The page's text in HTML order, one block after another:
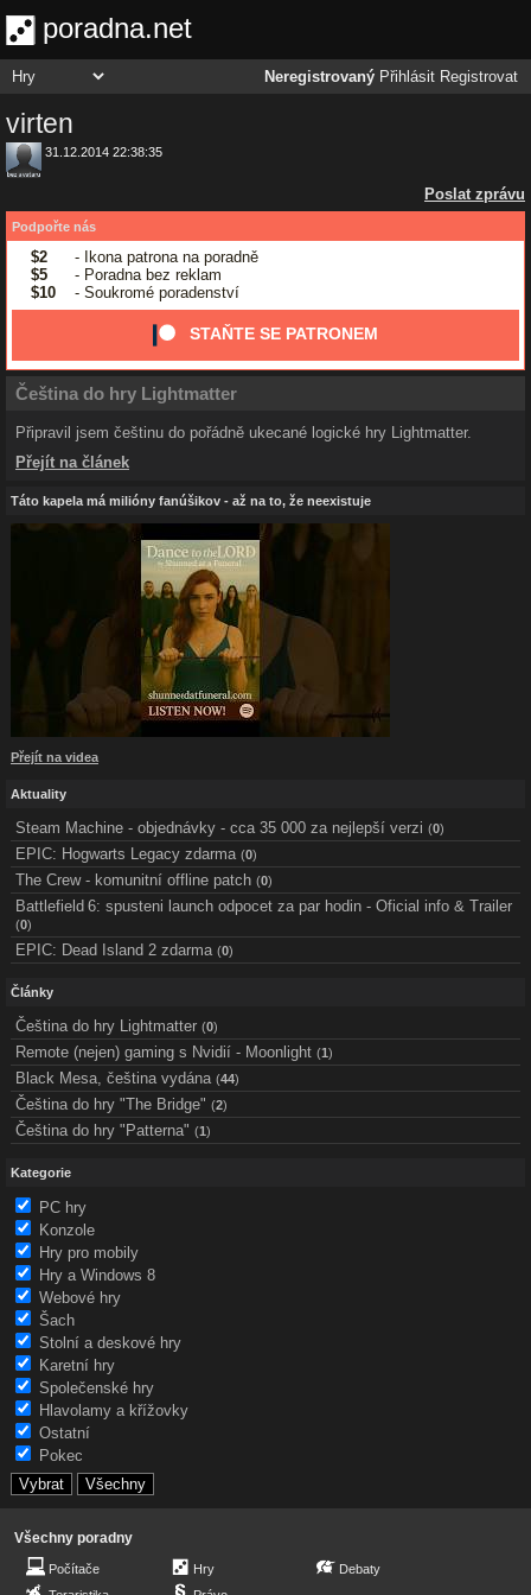
poradna.net
Neregistrovaný Přihlásit Registrovat
virten
31.12.2014 22:38:35
Poslat zprávu
Podpořte nás
$2
- Ikona patrona na poradně
$5
- Poradna bez reklam
$10
- Soukromé poradenství
STAŇTE SE PATRONEM
Čeština do hry Lightmatter
Připravil jsem češtinu do pořádně ukecané logické hry Lightmatter.
Přejít na článek
Táto kapela má milióny fanúšikov - až na to, že neexistuje
Přejít na videa
Aktuality
Steam Machine - objednávky - cca 35 000 za nejlepší verzi (0)
EPIC: Hogwarts Legacy zdarma (0)
The Crew - komunitní offline patch (0)
Battlefield 6: spusteni launch odpocet za par hodin - Oficial info & Trailer
(0)
EPIC: Dead Island 2 zdarma (0)
Články
Čeština do hry Lightmatter (0)
Remote (nejen) gaming s Nvidií - Moonlight (1)
Black Mesa, čeština vydána (44)
Čeština do hry "The Bridge" (2)
Čeština do hry "Patterna" (1)
Kategorie
PC hry
Konzole
Hry pro mobily
Hry a Windows 8
Webové hry
Šach
Stolní a deskové hry
Karetní hry
Společenské hry
Hlavolamy a křížovky
Ostatní
Pokec
Všechny poradny
Počítače
Hry
Debaty